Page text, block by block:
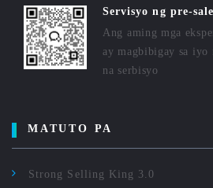
Servisyo ng pre-
Ang aming mga
ay magbibigay sa iyo
na serbisyo
MATUTO PA
Strong Selling King 3.0